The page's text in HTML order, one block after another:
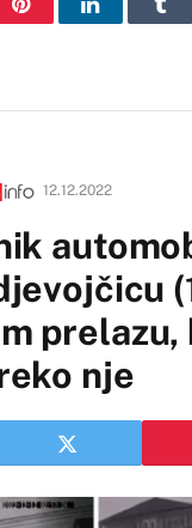
PinterestLinkedIn
12.12.2022
prelazu,
nje